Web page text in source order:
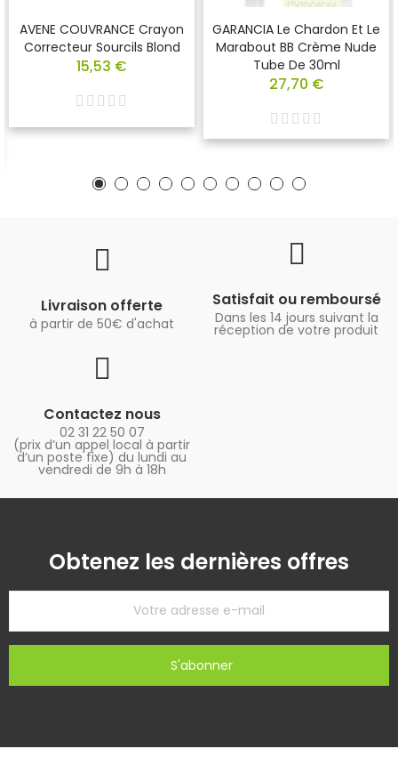
AVENE COUVRANCE Crayon
Correcteur Sourcils Blond
15,53 €
GARANCIA Le Chardon Et Le
Marabout BB Crème Nude
Tube De 30ml
27,70 €
Livraison offerte
à partir de 50€ d'achat
Satisfait ou remboursé
Dans les 14 jours suivant la
réception de votre produit
Contactez nous
02 31 22 50 07
(prix d’un appel local à partir
d’un poste fixe) du lundi au
vendredi de 9h à 18h
Obtenez les dernières offres
S'abonner